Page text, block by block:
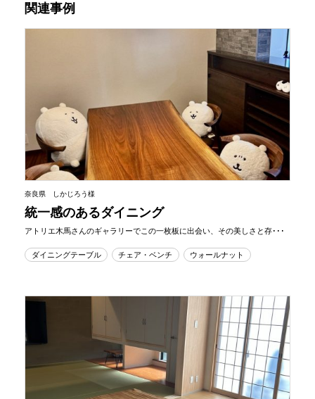
関連事例
奈良県 しかじろう様
統一感のあるダイニング
アトリエ木馬さんのギャラリーでこの一枚板に出会い、その美しさと存･･･
ダイニングテーブル チェア・ベンチ ウォールナット